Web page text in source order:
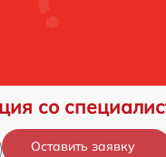
со
Оставить заявку